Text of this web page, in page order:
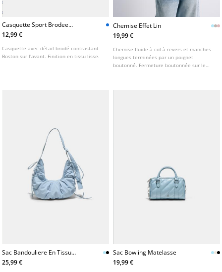
Casquette Sport Brodee
Boston
12,99 €
Casquette avec détail brodé contrastant
Boston sur l'avant. Finition en tissu lisse.
Chemise Effet Lin
19,99 €
Chemise fluide à col à revers et manches
longues terminées par un poignet
boutonné. Fermeture boutonnée sur le
Sac Bandouliere En Tissu
Fronce
25,99 €
Sac Bowling Matelasse
19,99 €